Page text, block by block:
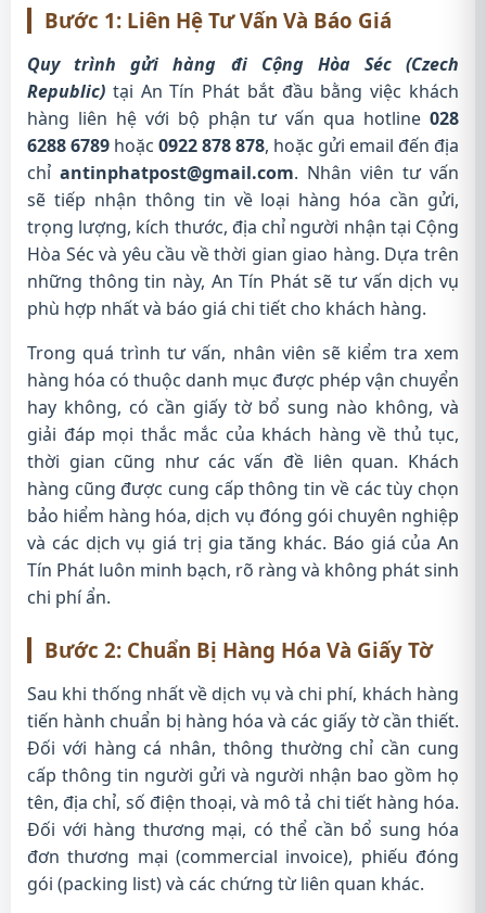
Bước 1: Liên Hệ Tư Vấn Và Báo Giá
Quy trình gửi hàng đi Cộng Hòa Séc (Czech
Republic) tại An Tín Phát bắt đầu bằng việc khách
hàng liên hệ với bộ phận tư vấn qua hotline 028
6288 6789 hoặc 0922 878 878, hoặc gửi email đến địa
chỉ antinphatpost@gmail.com. Nhân viên tư vấn
sẽ tiếp nhận thông tin về loại hàng hóa cần gửi,
trọng lượng, kích thước, địa chỉ người nhận tại Cộng
Hòa Séc và yêu cầu về thời gian giao hàng. Dựa trên
những thông tin này, An Tín Phát sẽ tư vấn dịch vụ
phù hợp nhất và báo giá chi tiết cho khách hàng.
Trong quá trình tư vấn, nhân viên sẽ kiểm tra xem
hàng hóa có thuộc danh mục được phép vận chuyển
hay không, có cần giấy tờ bổ sung nào không, và
giải đáp mọi thắc mắc của khách hàng về thủ tục,
thời gian cũng như các vấn đề liên quan. Khách
hàng cũng được cung cấp thông tin về các tùy chọn
bảo hiểm hàng hóa, dịch vụ đóng gói chuyên nghiệp
và các dịch vụ giá trị gia tăng khác. Báo giá của An
Tín Phát luôn minh bạch, rõ ràng và không phát sinh
chi phí ẩn.
Bước 2: Chuẩn Bị Hàng Hóa Và Giấy Tờ
Sau khi thống nhất về dịch vụ và chi phí, khách hàng
tiến hành chuẩn bị hàng hóa và các giấy tờ cần thiết.
Đối với hàng cá nhân, thông thường chỉ cần cung
cấp thông tin người gửi và người nhận bao gồm họ
tên, địa chỉ, số điện thoại, và mô tả chi tiết hàng hóa.
Đối với hàng thương mại, có thể cần bổ sung hóa
đơn thương mại (commercial invoice), phiếu đóng
gói (packing list) và các chứng từ liên quan khác.